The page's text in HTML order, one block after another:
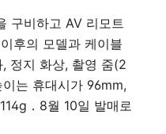
구비하고 AV 리모트
후의 모델과 케이블
정지 화상, 촬영 줌(2
는 휴대시가 96mm,
．8월 10일 발매로